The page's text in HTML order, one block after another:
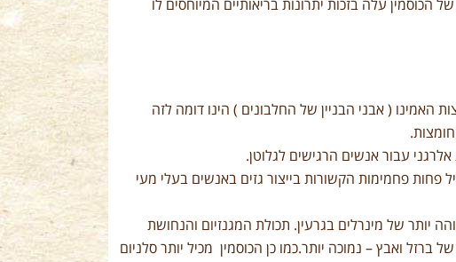
הכוסמין עלה בזכות יתרונות בריאותיים המיוחסים לו
יותר בהשוואה לחיטה ( 14.7% ). הרכב חומצות האמינו ( אבני הבניין של החלבונים ) הינו דומה לזה
עבור אנשים הרגישים לגלוטן.
פחות פחמימות הקשורות בייצור גזים באנשים בעלי מעי
יותר של מינרלים בגרעין. תכולת המגנזיום והנחושת
ואבץ – נמוכה יותר.כמו כן הכוסמין מכיל יותר סלניום